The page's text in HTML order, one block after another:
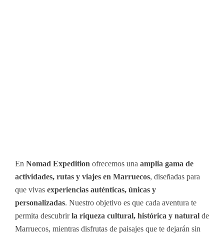
En Nomad Expedition ofrecemos una amplia gama de
actividades, rutas y viajes en Marruecos, diseñadas para
que vivas experiencias auténticas, únicas y
personalizadas. Nuestro objetivo es que cada aventura te
permita descubrirla riqueza cultural, histórica y natural de
Marruecos, mientras disfrutas de paisajes que te dejarán sin